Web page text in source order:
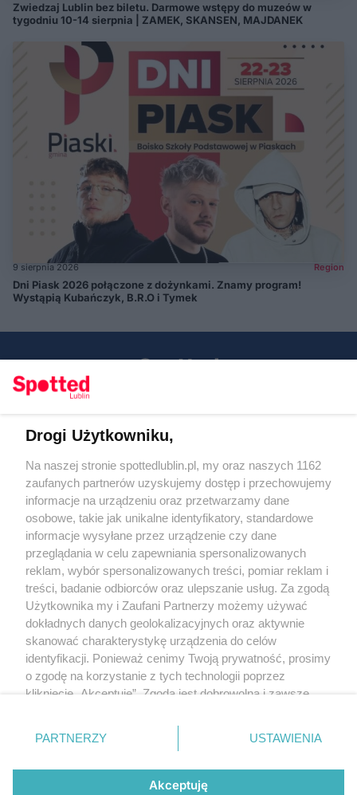
Zwiedzaj Lublin bez biletu. Darmowe wstępy do muzeów w
tygodniu 10-14 sierpnia | ZAMEK, SKANSEN, MAJDANEK
9 sierpnia 2026 Region
Dni Piask 2026 połączone z dożynkami. Znamy program!
Wystąpią Kubańczyk, B.R.O i Tymek
KATEGORIE
OGŁOSZENIA
WYDARZENIA
NA SKRÓTY
Regulamin
Polityka prywatności
RODO
Warunki korzystania z treści
Drogi Użytkowniku,
Na naszej stronie spottedlublin.pl, my oraz naszych 1162
zaufanych partnerów uzyskujemy dostęp i przechowujemy
informacje na urządzeniu oraz przetwarzamy dane
osobowe, takie jak unikalne identyfikatory, standardowe
informacje wysyłane przez urządzenie czy dane
przeglądania w celu zapewniania spersonalizowanych
reklam, wybór spersonalizowanych treści, pomiar reklam i
treści, badanie odbiorców oraz ulepszanie usług. Za zgodą
Użytkownika my i Zaufani Partnerzy możemy używać
dokładnych danych geolokalizacyjnych oraz aktywnie
skanować charakterystykę urządzenia do celów
identyfikacji. Ponieważ cenimy Twoją prywatność, prosimy
o zgodę na korzystanie z tych technologii poprzez
kliknięcie „Akceptuję”. Zgoda jest dobrowolna i zawsze
prywatności znajdujący się w lewym dolnym rogu strony
. Niektóre rodzaje przetwarzania danych nie wymagają
zgody użytkownika, ale masz prawo sprzeciwić się
takiemu przetwarzaniu. Preferencje będą miały
PARTNERZY USTAWIENIA
Akceptuję